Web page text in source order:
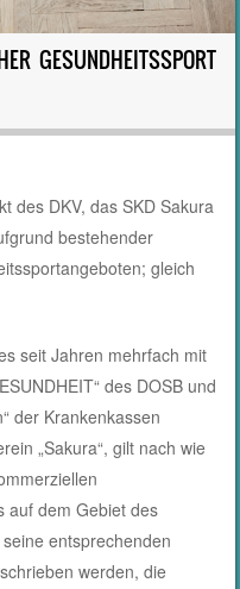
GESUNDHEITSSPORT
des DKV, das SKD Sakura
bestehender
gleich
seit Jahren mehrfach mit
des DOSB und
der Krankenkassen
„Sakura“, gilt nach wie
auf dem Gebiet des
entsprechenden
werden, die